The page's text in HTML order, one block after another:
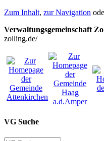
Zum Inhalt, zur Navigation
Verwaltungsgemeinschaft
zolling.de/
VG Suche